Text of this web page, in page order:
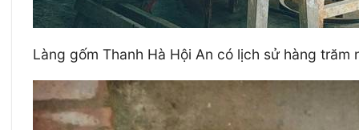
Làng gốm Thanh Hà Hội An có lịch sử hàng trăm